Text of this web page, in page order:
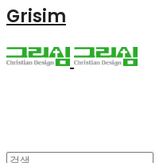
Grisim